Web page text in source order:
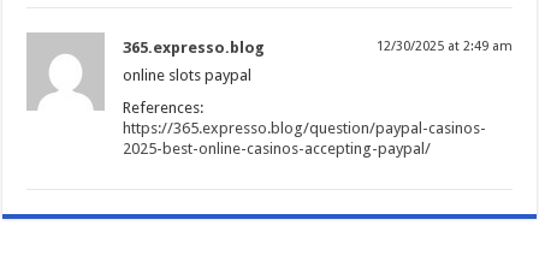
365.expresso.blog 12/30/2025 at 2:49 am
online slots paypal
References:
https://365.expresso.blog/question/paypal-casinos-
2025-best-online-casinos-accepting-paypal/